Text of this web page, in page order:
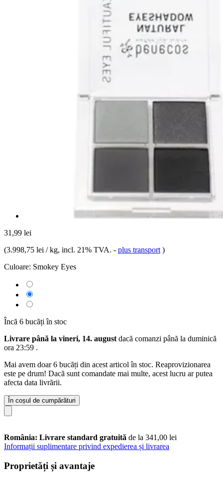
31,99 lei
(3.998,75 lei / kg, incl. 21% TVA. - plus transport )
Culoare: Smokey Eyes
Încă 6 bucăți în stoc
Livrare până la vineri, 14. august dacă comanzi până la duminică
ora 23:59 .
Mai avem doar 6 bucăți din acest articol în stoc. Reaprovizionarea
este pe drum! Dacă sunt comandate mai multe, acest lucru ar putea
afecta data livrării.
În coșul de cumpărături
România: Livrare standard gratuită de la 341,00 lei
Informații suplimentare privind expedierea și livrarea
Proprietăți și avantaje